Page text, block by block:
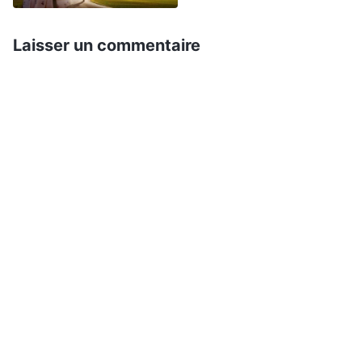
Laisser un commentaire